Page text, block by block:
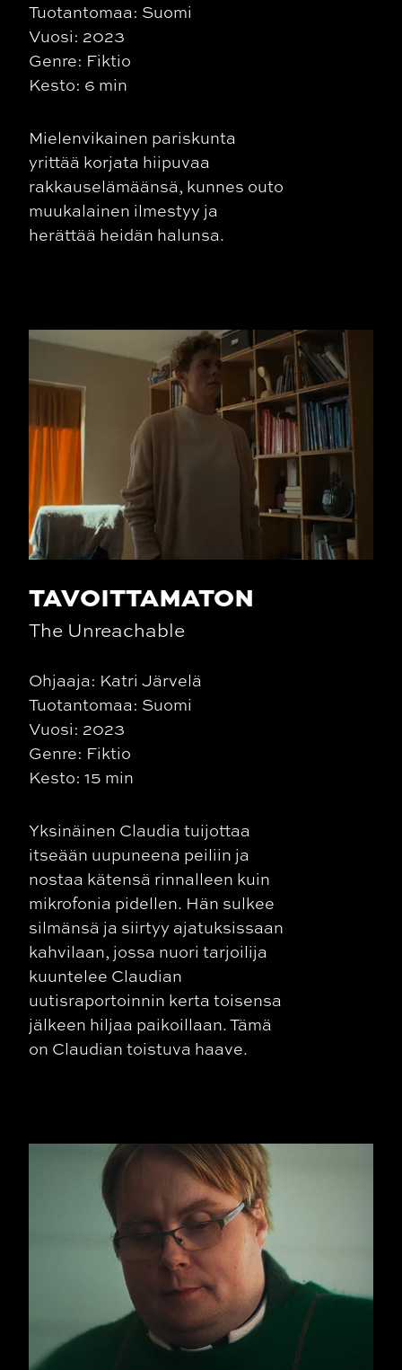
Tuotantomaa: Suomi
Vuosi: 2023
Genre: Fiktio
Kesto: 6 min
Mielenvikainen pariskunta
yrittää korjata hiipuvaa
rakkauselämäänsä, kunnes outo
muukalainen ilmestyy ja
herättää heidän halunsa.
TAVOITTAMATON
The Unreachable
Ohjaaja: Katri Järvelä
Tuotantomaa: Suomi
Vuosi: 2023
Genre: Fiktio
Kesto: 15 min
Yksinäinen Claudia tuijottaa
itseään uupuneena peiliin ja
nostaa kätensä rinnalleen kuin
mikrofonia pidellen. Hän sulkee
silmänsä ja siirtyy ajatuksissaan
kahvilaan, jossa nuori tarjoilija
kuuntelee Claudian
uutisraportoinnin kerta toisensa
jälkeen hiljaa paikoillaan. Tämä
on Claudian toistuva haave.